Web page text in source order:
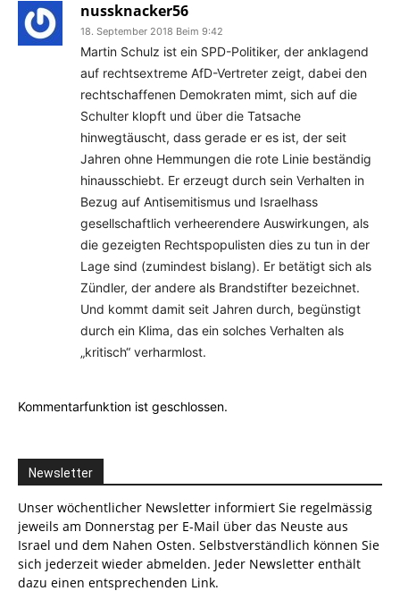
nussknacker56
18. September 2018 Beim 9:42
Martin Schulz ist ein SPD-Politiker, der anklagend
auf rechtsextreme AfD-Vertreter zeigt, dabei den
rechtschaffenen Demokraten mimt, sich auf die
Schulter klopft und über die Tatsache
hinwegtäuscht, dass gerade er es ist, der seit
Jahren ohne Hemmungen die rote Linie beständig
hinausschiebt. Er erzeugt durch sein Verhalten in
Bezug auf Antisemitismus und Israelhass
gesellschaftlich verheerendere Auswirkungen, als
die gezeigten Rechtspopulisten dies zu tun in der
Lage sind (zumindest bislang). Er betätigt sich als
Zündler, der andere als Brandstifter bezeichnet.
Und kommt damit seit Jahren durch, begünstigt
durch ein Klima, das ein solches Verhalten als
„kritisch“ verharmlost.
Kommentarfunktion ist geschlossen.
Newsletter
Unser wöchentlicher Newsletter informiert Sie regelmässig
jeweils am Donnerstag per E-Mail über das Neuste aus
Israel und dem Nahen Osten. Selbstverständlich können Sie
sich jederzeit wieder abmelden. Jeder Newsletter enthält
dazu einen entsprechenden Link.